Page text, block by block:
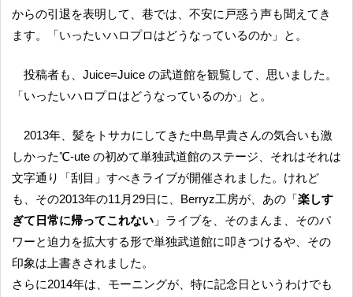
からの引退を表明して、巷では、不安に戸惑う声も聞えてき
ます。「いったいハロプロはどうなっているのか」と。
投稿者も、Juice=Juice の武道館を観覧して、思いました。
「いったいハロプロはどうなっているのか」と。
2013年、髪をトサカにしてきた中島早貴さんの気合いも激
しかった℃-ute の初めて単独武道館のステージ、それはそれは
文字通り「刮目」すべきライブが開催されました。けれど
も、その2013年の11月29日に、Berryz工房が、あの「楽しす
ぎて日常に帰ってこれない 」ライブを、そのまんま、そのパ
ワーと迫力を拡大する形で単独武道館に叩きつけるや、その
印象は上書きされました。
さらに2014年は、モーニングが、特に記念日というわけでも